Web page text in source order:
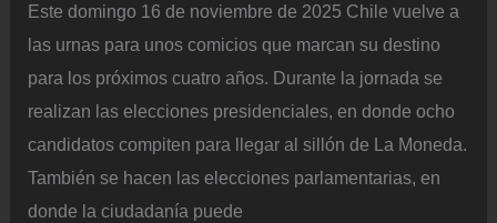
Este domingo 16 de noviembre de 2025 Chile vuelve a
las urnas para unos comicios que marcan su destino
para los próximos cuatro años. Durante la jornada se
realizan las elecciones presidenciales, en donde ocho
candidatos compiten para llegar al sillón de La Moneda.
También se hacen las elecciones parlamentarias, en
donde la ciudadanía puede